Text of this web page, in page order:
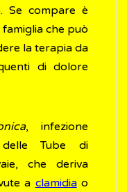
Se compare è
che può
la terapia da
di dolore
, infezione
delle Tube di
che deriva
a clamidiao